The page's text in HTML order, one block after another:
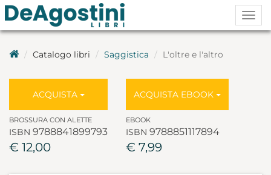
Catalogo libri Saggistica L'oltre e l'altro
ACQUISTA
BROSSURA CON ALETTE
ISBN 9788841899793
€ 12,00
ACQUISTA EBOOK
EBOOK
ISBN 9788851117894
€ 7,99